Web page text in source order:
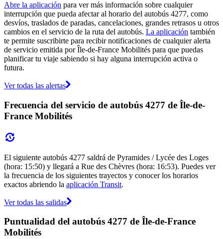
Abre la aplicación para ver más información sobre cualquier
interrupción que pueda afectar al horario del autobús 4277, como
desvíos, traslados de paradas, cancelaciones, grandes retrasos u otros
cambios en el servicio de la ruta del autobús. La aplicación también
te permite suscribirte para recibir notificaciones de cualquier alerta
de servicio emitida por Île-de-France Mobilités para que puedas
planificar tu viaje sabiendo si hay alguna interrupción activa o
futura.
Ver todas las alertas
Frecuencia del servicio de autobús 4277 de Île-de-
France Mobilités
El siguiente autobús 4277 saldrá de Pyramides / Lycée des Loges
(hora: 15:50) y llegará a Rue des Chèvres (hora: 16:53). Puedes ver
la frecuencia de los siguientes trayectos y conocer los horarios
exactos abriendo la aplicación Transit.
Ver todas las salidas
Puntualidad del autobús 4277 de Île-de-France
Mobilités